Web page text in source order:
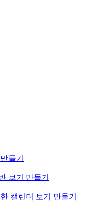
들기
보기 만들기
캘린더 보기 만들기